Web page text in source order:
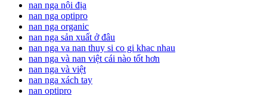
nan nga nội địa
nan nga optipro
nan nga organic
nan nga sản xuất ở đâu
nan nga va nan thuy si co gi khac nhau
nan nga và nan việt cái nào tốt hơn
nan nga và việt
nan nga xách tay
nan optipro